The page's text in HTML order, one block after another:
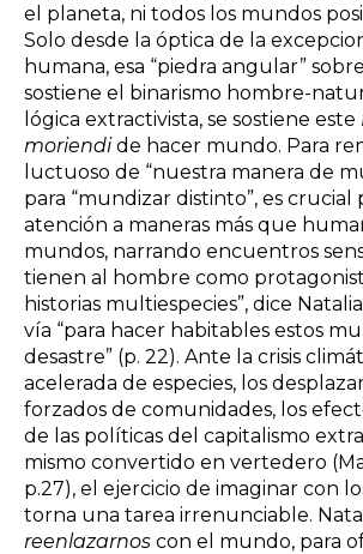
el planeta, ni todos los mundos
Solo desde la óptica de la
humana, esa “piedra angular”
sostiene el binarismo hombre-
lógica extractivista, se sostiene este
moriendide hacer mundo. Para
luctuoso de “nuestra manera de
para “mundizar distinto”, es crucial
atención a maneras más que
mundos, narrando encuentros
tienen al hombre como
historias multiespecies”, dice
vía “para hacer habitables estos
desastre” (p. 22). Ante la crisis
acelerada de especies, los
forzados de comunidades, los
de las políticas del capitalismo
mismo convertido en vertedero
p.27), el ejercicio de imaginar con
torna una tarea irrenunciable.
reenlazarnos con el mundo, para